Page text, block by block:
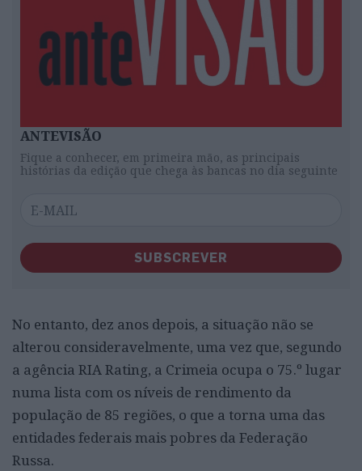
ANTEVISÃO
Fique a conhecer, em primeira mão, as principais
histórias da edição que chega às bancas no dia seguinte
SUBSCREVER
No entanto, dez anos depois, a situação não se
alterou consideravelmente, uma vez que, segundo
a agência RIA Rating, a Crimeia ocupa o 75.º lugar
numa lista com os níveis de rendimento da
população de 85 regiões, o que a torna uma das
entidades federais mais pobres da Federação
Russa.